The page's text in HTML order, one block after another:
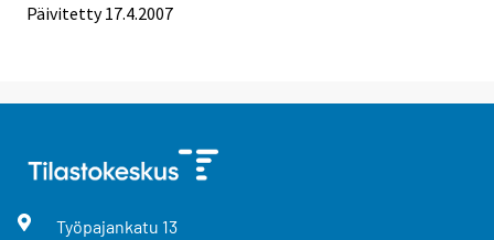
Päivitetty17.4.2007
Työpajankatu 13